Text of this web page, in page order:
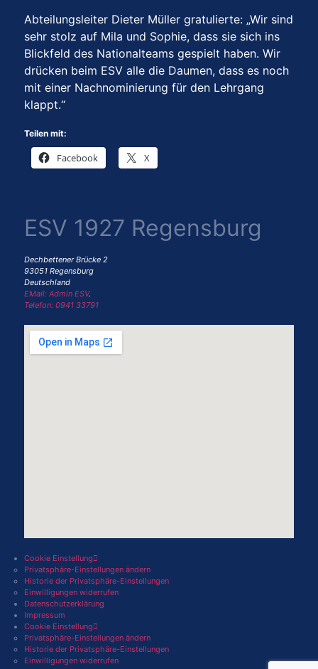
Abteilungsleiter Dieter Müller gratulierte: „Wir sind
sehr stolz auf Mila und Sophie, dass sie sich ins
Blickfeld des Nationalteams gespielt haben. Wir
drücken beim ESV alle die Daumen, dass es noch
mit einer Nachnominierung für den Lehrgang
klappt.“
Teilen mit:
Facebook X
ESV 1927 Regensburg
Dechbettener Brücke 2
93051 Regensburg
Deutschland
EMail: Admin ESV.
Telefon: 0941 33791
Cookie Einstellung
Privatsphäre-Einstellungen ändern
Historie der Privatsphäre-Einstellungen
Einwilligungen widerrufen
Datenschutzerklärung
Impressum
Cookie Einstellung
Privatsphäre-Einstellungen ändern
Historie der Privatsphäre-Einstellungen
Einwilligungen widerrufen